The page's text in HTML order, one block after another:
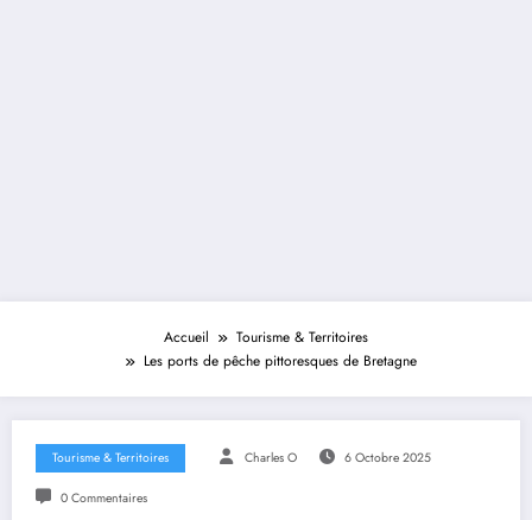
Accueil
Tourisme & Territoires
Les ports de pêche pittoresques de Bretagne
Tourisme & Territoires Charles O 6 Octobre 2025
0 Commentaires